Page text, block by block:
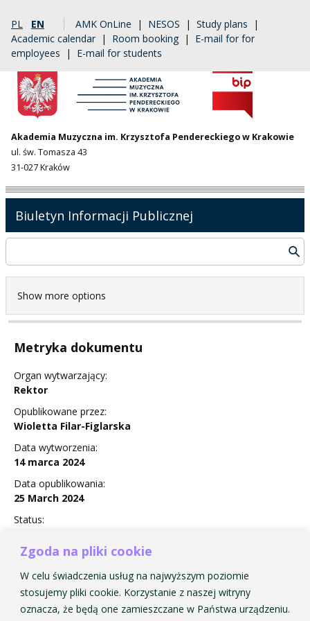
Zgoda na pliki cookie
W celu świadczenia usług na najwyższym poziomie
stosujemy pliki cookie. Korzystanie z naszej witryny
oznacza, że będą one zamieszczane w Państwa urządzeniu.
PL EN AMK OnLine | NESOS | Study plans |
Academic calendar | Room booking | E-mail for for
employees | E-mail for students
Akademia Muzyczna im. Krzysztofa Pendereckiego w Krakowie
ul. św. Tomasza 43
31-027 Kraków
Biuletyn Informacji Publicznej
Show more options
Metryka dokumentu
Organ wytwarzający:
Rektor
Opublikowane przez:
Wioletta Filar-Figlarska
Data wytworzenia:
14 marca 2024
Data opublikowania:
25 March 2024
Status:
Zarządzenie Nr 7 w sprawie terminów egzaminów
wstępnych na I rok studiów I i II stopnia w roku